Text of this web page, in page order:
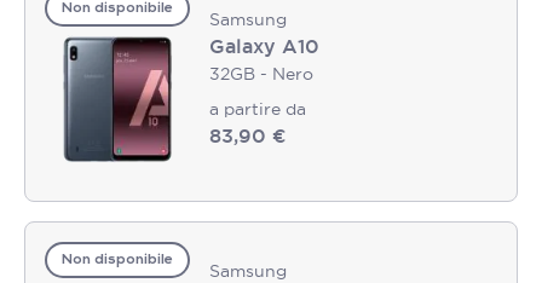
Non disponibile Samsung
Galaxy A10
32GB - Nero
a partire da
83,90 €
Non disponibile Samsung